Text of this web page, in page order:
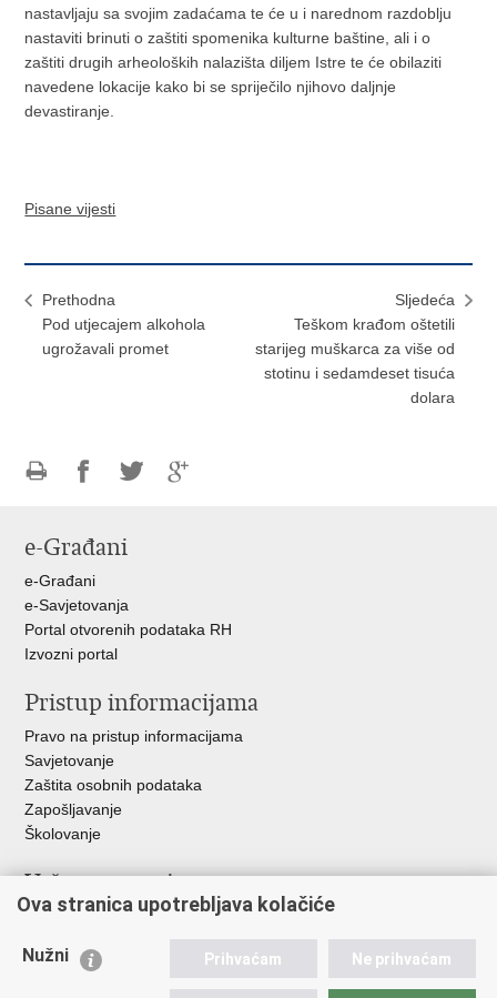
nastavljaju sa svojim zadaćama te će u i narednom razdoblju
nastaviti brinuti o zaštiti spomenika kulturne baštine, ali i o
zaštiti drugih arheoloških nalazišta diljem Istre te će obilaziti
navedene lokacije kako bi se spriječilo njihovo daljnje
devastiranje.
Pisane vijesti
Prethodna
Pod utjecajem alkohola
ugrožavali promet
Sljedeća
Teškom krađom oštetili
starijeg muškarca za više od
stotinu i sedamdeset tisuća
dolara
FacebookuTwitteru
e-Građani
e-Građani
e-Savjetovanja
Portal otvorenih podataka RH
Izvozni portal
Pristup informacijama
Pravo na pristup informacijama
Savjetovanje
Zaštita osobnih podataka
Zapošljavanje
Školovanje
Važne poveznice
Ministarstvo unutarnjih poslova
Udruge
Ova stranica upotrebljava kolačiće
Nužni Prihvaćam Ne prihvaćam